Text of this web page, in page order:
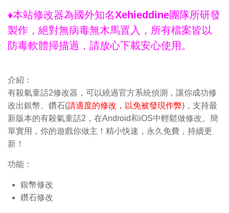
♦本站修改器為國外知名Xehieddine團隊所研發
製作，絕對無病毒無木馬置入，所有檔案皆以
防毒軟體掃描過，請放心下載安心使用。
介紹：
有殺氣童話2修改器，可以繞過官方系統偵測，讓你成功修
改出銀幣、鑽石(請適度的修改，以免被發現作弊)，支持最
新版本的有殺氣童話2，在Android和iOS中輕鬆做修改。簡
單實用，你的遊戲你做主！精小快速，永久免費，持續更
新！
功能：
銀幣修改
鑽石修改